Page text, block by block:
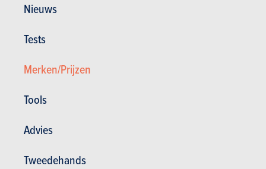
Nieuws
Tests
Merken/Prijzen
Tools
Advies
Tweedehands